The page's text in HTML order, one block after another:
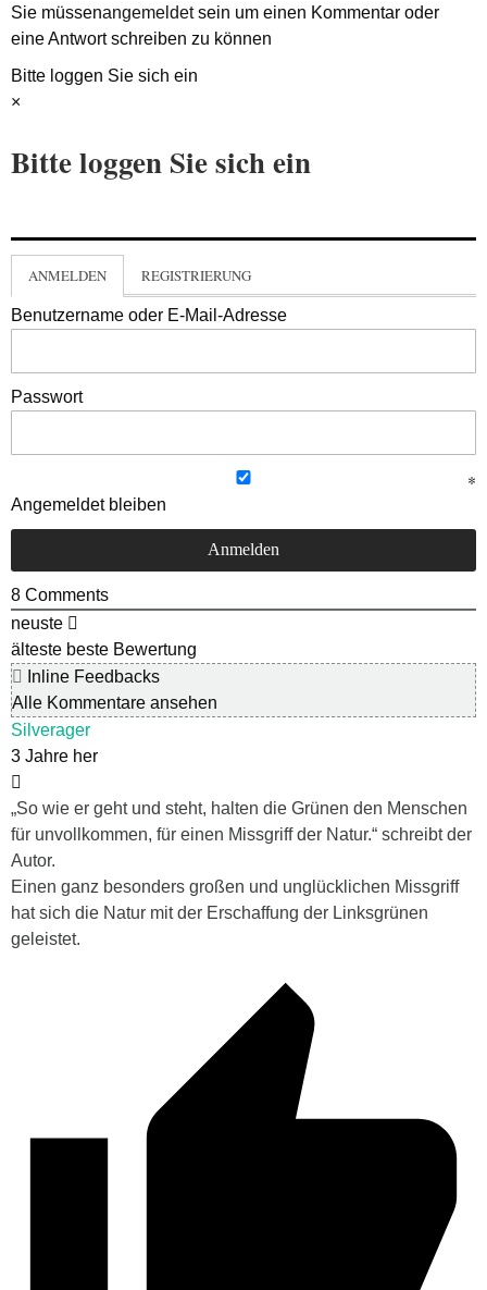
Sie müssenangemeldetsein um einen Kommentar oder
eine Antwort schreiben zu können
Bitte loggen Sie sich ein
×
Bitte loggen Sie sich ein
ANMELDEN REGISTRIERUNG
Benutzername oder E-Mail-Adresse
Passwort
Angemeldet bleiben
8 Comments
neuste
älteste beste Bewertung
Inline Feedbacks
Alle Kommentare ansehen
Silverager
3 Jahre her
„So wie er geht und steht, halten die Grünen den Menschen
für unvollkommen, für einen Missgriff der Natur.“ schreibt der
Autor.
Einen ganz besonders großen und unglücklichen Missgriff
hat sich die Natur mit der Erschaffung der Linksgrünen
geleistet.